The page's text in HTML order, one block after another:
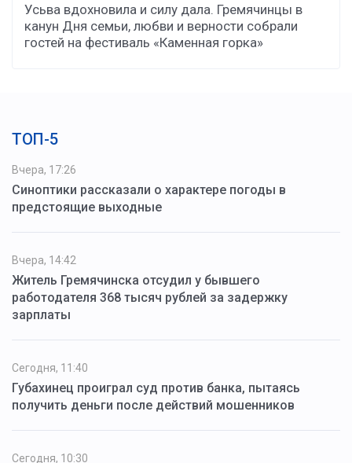
Усьва вдохновила и силу дала. Гремячинцы в
канун Дня семьи, любви и верности собрали
гостей на фестиваль «Каменная горка»
ТОП-5
Вчера, 17:26
Синоптики рассказали о характере погоды в
предстоящие выходные
Вчера, 14:42
Житель Гремячинска отсудил у бывшего
работодателя 368 тысяч рублей за задержку
зарплаты
Сегодня, 11:40
Губахинец проиграл суд против банка, пытаясь
получить деньги после действий мошенников
Сегодня, 10:30